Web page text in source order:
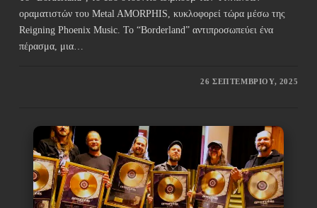
οραματιστών του Metal AMORPHIS, κυκλοφορεί τώρα μέσω της
Reigning Phoenix Music. Το “Borderland” αντιπροσωπεύει ένα
πέρασμα, μια…
26 ΣΕΠΤΕΜΒΡΊΟΥ, 2025